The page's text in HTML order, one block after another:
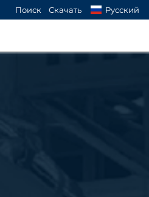
Поиск Скачать Русский